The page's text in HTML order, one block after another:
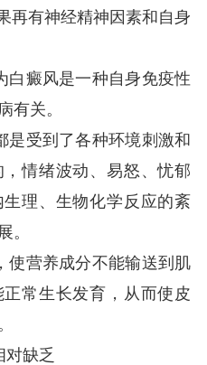
再有神经精神因素和自身
癜风是一种自身免疫性
有关。
受到了各种环境刺激和
情绪波动、易怒、忧郁
理、生物化学反应的紊
。
营养成分不能输送到肌
常生长发育，从而使皮
缺乏